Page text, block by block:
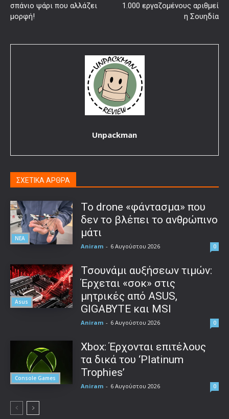
σπάνιο ψάρι που αλλάζει
μορφή!
1.000 εργαζομένους αριθμεί
η Σουηδία
Unpackman
ΣΧΕΤΙΚΑ ΑΡΘΡΑ
ΝΕΑ
Το drone «φάντασμα» που
δεν το βλέπει το ανθρώπινο
μάτι
Aniram - 6 Αυγούστου 2026 0
Asus
Τσουνάμι αυξήσεων τιμών:
Έρχεται «σοκ» στις
μητρικές από ASUS,
GIGABYTE και MSI
Aniram - 6 Αυγούστου 2026 0
Console Games
Xbox: Έρχονται επιτέλους
τα δικά του ‘Platinum
Trophies’
Aniram - 6 Αυγούστου 2026 0